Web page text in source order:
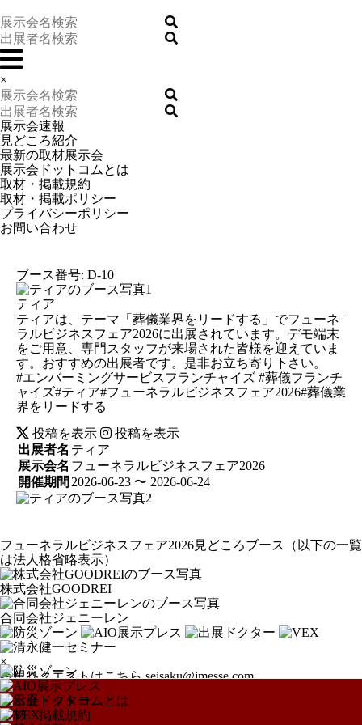
×
展示会速報
見どころ紹介
最新の取材展示会
展示会ドットコムとは
取材・掲載規約
取材・掲載ポリシー
プライバシーポリシー
お問い合わせ
ブース番号: D-10
ティア
ティアは、テーマ「葬儀業界をリードする」でフューネ
ラルビジネスフェア2026に出展されています。デモ端末
をご用意、専門スタッフが来場された皆様を迎えていま
す。おすすめの出展者です。是非お立ち寄り下さい。
#エンバーミングサービスフランチャイズ #葬儀フランチ
ャイズ#ティア#フューネラルビジネスフェア2026#葬儀業
界をリードする
投稿を表示
投稿を表示
出展者名 ティア
展示会名 フューネラルビジネスフェア2026
開催期間 2026-06-23 〜 2026-06-24
フューネラルビジネスフェア2026見どころブース
（以下の一覧
は法人格省略表示）
株式会社GOODREI
合同会社ジェニーレン
×
特集リクエストはこちらseisaku@jmesse.com
展示会ドットコムとは
取材・掲載規約